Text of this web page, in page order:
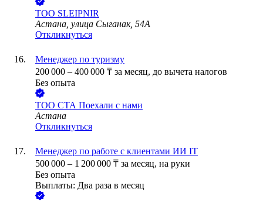
ТОО SLEIPNIR
Астана, улица Сыганак, 54А
Откликнуться
Менеджер по туризму
200 000 – 400 000 ₸ за месяц, до вычета налогов
Без опыта
ТОО СТА Поехали с нами
Астана
Откликнуться
Менеджер по работе с клиентами ИИ IT
500 000 – 1 200 000 ₸ за месяц, на руки
Без опыта
Выплаты: Два раза в месяц